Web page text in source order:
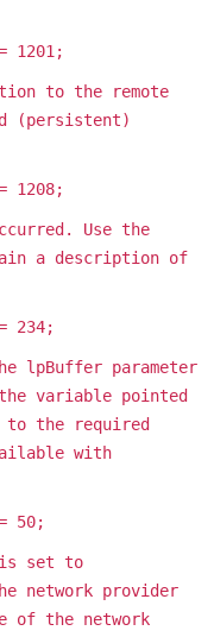
1201;
to the remote
(persistent)
1208;
Use the
a description of
parameter
variable pointed
to the required
with
50;
set to
the network provider
of the network